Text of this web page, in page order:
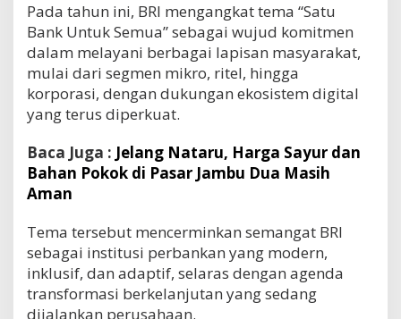
Pada tahun ini, BRI mengangkat tema “Satu
Bank Untuk Semua” sebagai wujud komitmen
dalam melayani berbagai lapisan masyarakat,
mulai dari segmen mikro, ritel, hingga
korporasi, dengan dukungan ekosistem digital
yang terus diperkuat.
Baca Juga : Jelang Nataru, Harga Sayur dan
Bahan Pokok di Pasar Jambu Dua Masih
Aman
Tema tersebut mencerminkan semangat BRI
sebagai institusi perbankan yang modern,
inklusif, dan adaptif, selaras dengan agenda
transformasi berkelanjutan yang sedang
dijalankan perusahaan.